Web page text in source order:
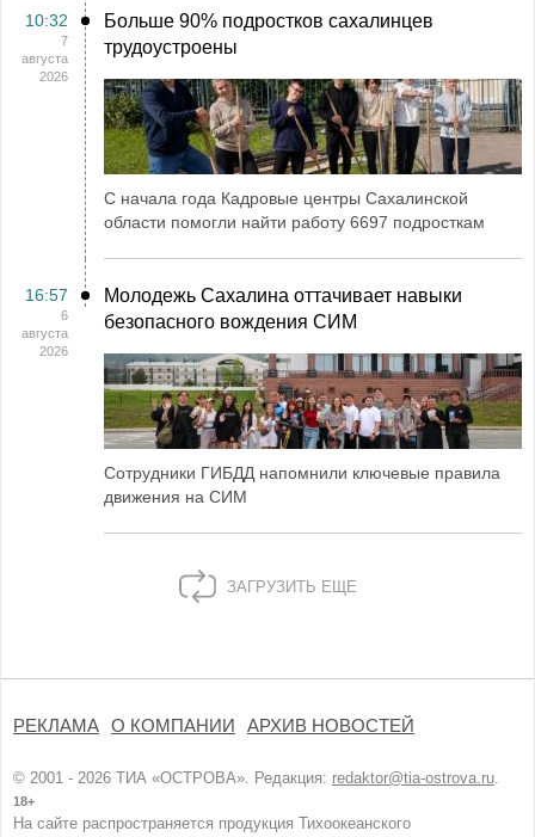
10:32
7
августа
2026
Больше 90% подростков сахалинцев
трудоустроены
С начала года Кадровые центры Сахалинской
области помогли найти работу 6697 подросткам
16:57
6
августа
2026
Молодежь Сахалина оттачивает навыки
безопасного вождения СИМ
Сотрудники ГИБДД напомнили ключевые правила
движения на СИМ
ЗАГРУЗИТЬ ЕЩЕ
РЕКЛАМА О КОМПАНИИ АРХИВ НОВОСТЕЙ
© 2001 - 2026 ТИА «ОСТРОВА». Редакция: redaktor@tia-ostrova.ru.
18+
На сайте распространяется продукция Тихоокеанского